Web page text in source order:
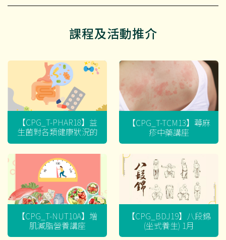
課程及活動推介
【CPG_T-PHAR18】益
生菌對各類健康狀況的
迷思
【CPG_T-TCM13】蕁麻
疹中藥講座
【CPG_T-NUT10A】增
肌減脂營養講座
【CPG_BDJ19】八段錦
(坐式養生) 1月